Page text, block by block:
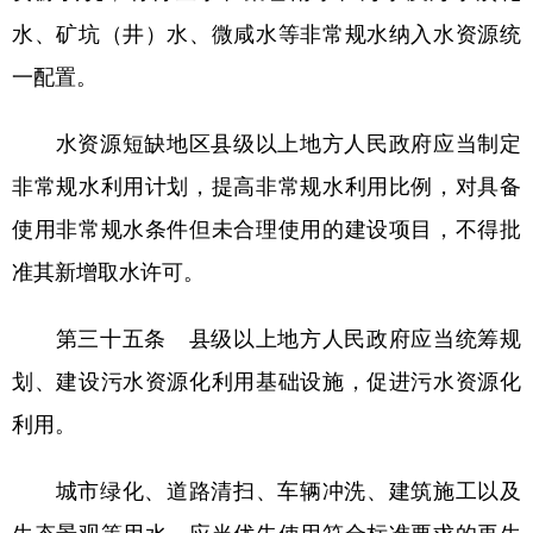
水、矿坑（井）水、微咸水等非常规水纳入水资源统
一配置。
水资源短缺地区县级以上地方人民政府应当制定
非常规水利用计划，提高非常规水利用比例，对具备
使用非常规水条件但未合理使用的建设项目，不得批
准其新增取水许可。
第三十五条 县级以上地方人民政府应当统筹规
划、建设污水资源化利用基础设施，促进污水资源化
利用。
城市绿化、道路清扫、车辆冲洗、建筑施工以及